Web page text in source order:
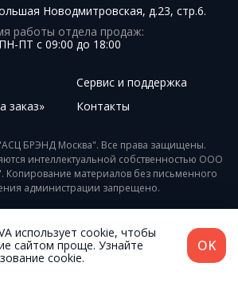
использует cookie, чтобы
сайтом проще. Узнайте
cookie.
OK
заказ»
Сервис и поддержка
Контакты
Новодмитровская, д.23, стр.6.
работы отдела продаж:
ПН-ПТ с 09:00 до 18:00
БРЭНД Москва". Все права защищены.
интеллектуальной собственностью ООО
материалов без письменного
администрации запрещено.
соглашение
- Digital-агентство WebReforma.ru